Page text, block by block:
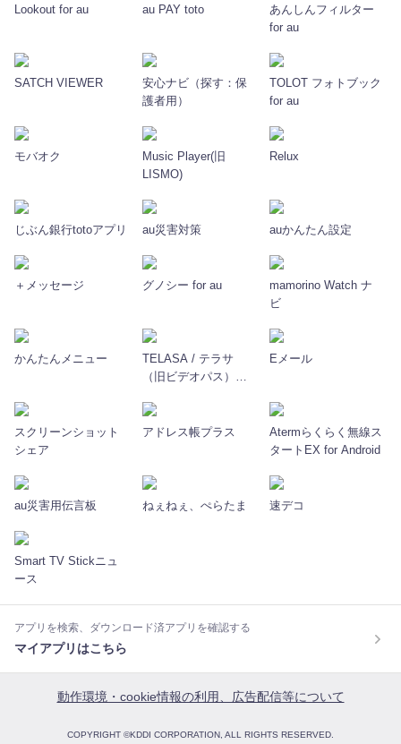
Lookout for au au PAY toto
あんしんフィルター
for au
SATCH VIEWER
安心ナビ（探す：保
護者用）
TOLOT フォトブック
for au
モバオク
Music Player(旧
LISMO)
Relux
じぶん銀行totoアプリ au災害対策 auかんたん設定
＋メッセージ グノシー for au
mamorino Watch ナ
ビ
かんたんメニュー
TELASA / テラサ
（旧ビデオパス）人
ティ・アニメ・映画
など動画見放題！
Eメール
スクリーンショット
シェア
アドレス帳プラス
Atermらくらく無線ス
タートEX for Android
au災害用伝言板 ねぇねぇ、ぺらたま 速デコ
Smart TV Stickニュ
ース
アプリを検索、ダウンロード済アプリを確認する
マイアプリはこちら
動作環境・cookie情報の利用、広告配信等について
COPYRIGHT ©KDDI CORPORATION, ALL RIGHTS RESERVED.